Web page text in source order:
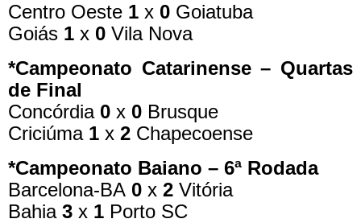
Centro Oeste 1 x 0 Goiatuba
Goiás 1 x 0 Vila Nova
*Campeonato Catarinense – Quartas
de Final
Concórdia 0 x 0 Brusque
Criciúma 1 x 2 Chapecoense
*Campeonato Baiano – 6ª Rodada
Barcelona-BA 0 x 2 Vitória
Bahia 3 x 1 Porto SC